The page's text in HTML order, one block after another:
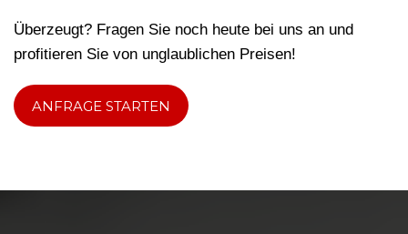
Überzeugt? Fragen Sie noch heute bei uns an und
profitieren Sie von unglaublichen Preisen!
ANFRAGE STARTEN